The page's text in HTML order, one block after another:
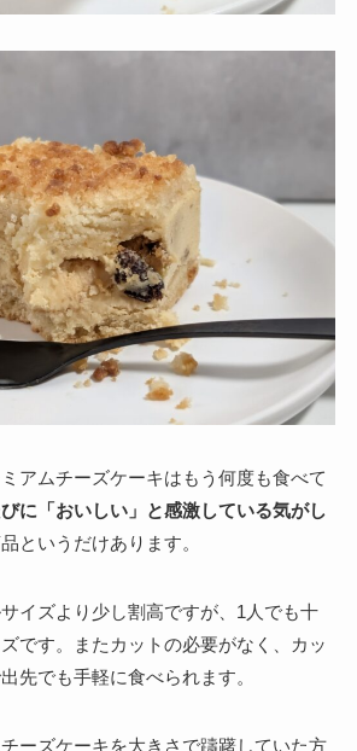
アムチーズケーキはもう何度も食べて
に「おいしい」と感激している気がし
というだけあります。
イズより少し割高ですが、1人でも十
です。またカットの必要がなく、カッ
先でも手軽に食べられます。
ーズケーキを大きさで躊躇していた方